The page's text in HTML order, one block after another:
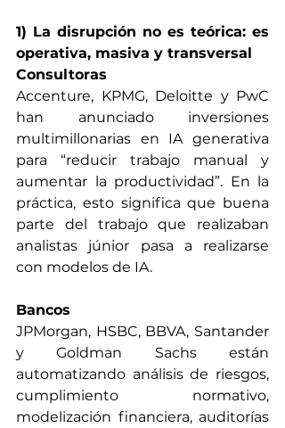
1) La disrupción no es teórica: es
operativa, masiva y transversal
Consultoras
Accenture, KPMG, Deloitte y PwC
han anunciado inversiones
multimillonarias en IA generativa
para “reducir trabajo manual y
aumentar la productividad”. En la
práctica, esto significa que buena
parte del trabajo que realizaban
analistas júnior pasa a realizarse
con modelos de IA.
Bancos
JPMorgan, HSBC, BBVA, Santander
y Goldman Sachs están
automatizando análisis de riesgos,
cumplimiento normativo,
modelización financiera, auditorías